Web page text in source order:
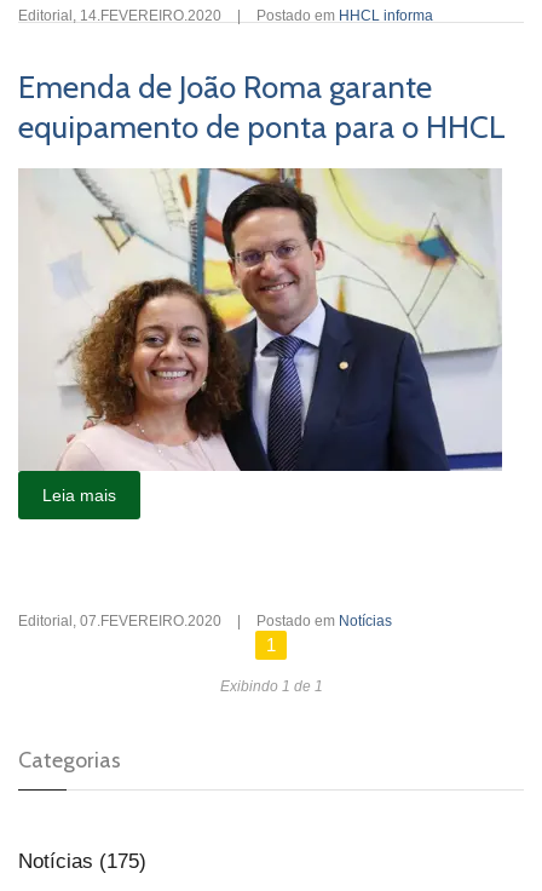
Editorial , 14.FEVEREIRO.2020 Postado em HHCL informa
Emenda de João Roma garante
equipamento de ponta para o HHCL
Leia mais
Editorial , 07.FEVEREIRO.2020 Postado em Notícias
1
Exibindo 1 de 1
Categorias
Notícias (175)